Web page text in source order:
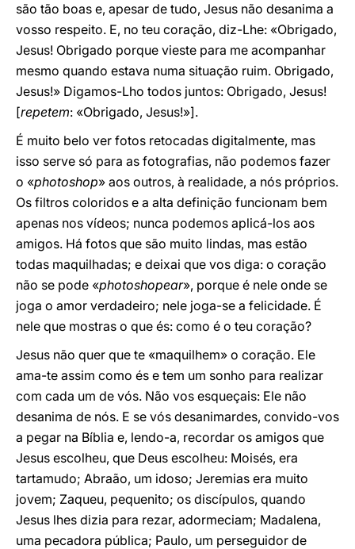
são tão boas e, apesar de tudo, Jesus não desanima a
vosso respeito. E, no teu coração, diz-Lhe: «Obrigado,
Jesus! Obrigado porque vieste para me acompanhar
mesmo quando estava numa situação ruim. Obrigado,
Jesus!» Digamos-Lho todos juntos: Obrigado, Jesus!
[repetem: «Obrigado, Jesus!»].
É muito belo ver fotos retocadas digitalmente, mas
isso serve só para as fotografias, não podemos fazer
o «photoshop» aos outros, à realidade, a nós próprios.
Os filtros coloridos e a alta definição funcionam bem
apenas nos vídeos; nunca podemos aplicá-los aos
amigos. Há fotos que são muito lindas, mas estão
todas maquilhadas; e deixai que vos diga: o coração
não se pode «photoshopear», porque é nele onde se
joga o amor verdadeiro; nele joga-se a felicidade. É
nele que mostras o que és: como é o teu coração?
Jesus não quer que te «maquilhem» o coração. Ele
ama-te assim como és e tem um sonho para realizar
com cada um de vós. Não vos esqueçais: Ele não
desanima de nós. E se vós desanimardes, convido-vos
a pegar na Bíblia e, lendo-a, recordar os amigos que
Jesus escolheu, que Deus escolheu: Moisés, era
tartamudo; Abraão, um idoso; Jeremias era muito
jovem; Zaqueu, pequenito; os discípulos, quando
Jesus lhes dizia para rezar, adormeciam; Madalena,
uma pecadora pública; Paulo, um perseguidor de